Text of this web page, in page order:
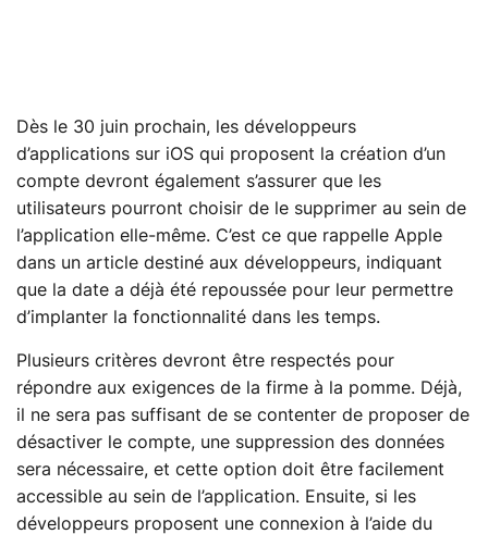
Dès le 30 juin prochain, les développeurs
d’applications sur iOS qui proposent la création d’un
compte devront également s’assurer que les
utilisateurs pourront choisir de le supprimer au sein de
l’application elle-même. C’est ce que rappelle Apple
dans un article destiné aux développeurs, indiquant
que la date a déjà été repoussée pour leur permettre
d’implanter la fonctionnalité dans les temps.
Plusieurs critères devront être respectés pour
répondre aux exigences de la firme à la pomme. Déjà,
il ne sera pas suffisant de se contenter de proposer de
désactiver le compte, une suppression des données
sera nécessaire, et cette option doit être facilement
accessible au sein de l’application. Ensuite, si les
développeurs proposent une connexion à l’aide du